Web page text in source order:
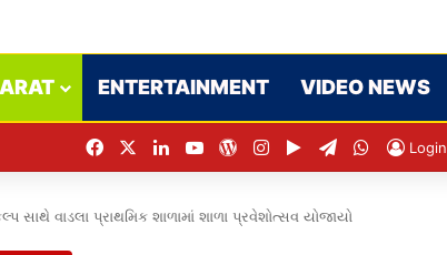
ENTERTAINMENT VIDEO NEWS
FacebookLinkedInYouTubeWordPress
Instagram
Google Play
Telegram
WhatsApp
Login
વાડલા પ્રાથમિક શાળામાં શાળા પ્રવેશોત્સવ યોજાયો